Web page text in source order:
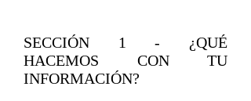
SECCIÓN 1 - ¿QUÉ
HACEMOS CON TU
INFORMACIÓN?